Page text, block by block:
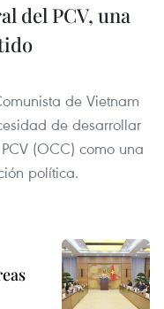
del PCV, una
de Vietnam
de desarrollar
(OCC) como una
política.